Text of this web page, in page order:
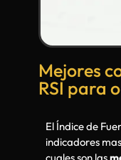
Mejores
RSI para
El Índice de
indicadores